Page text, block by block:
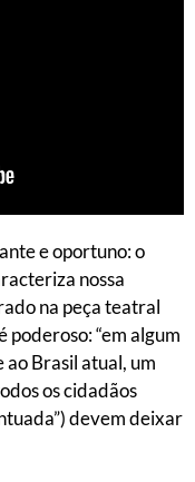
e oportuno: o
nossa
na peça teatral
poderoso: “em algum
ao Brasil atual, um
os cidadãos
devem deixar